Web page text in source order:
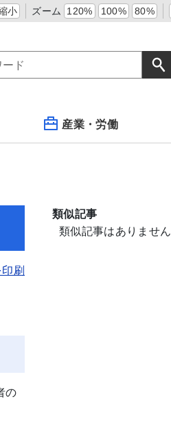
小 ズーム 120% 100% 80%
産業・労働
刷
の
類似記事
類似記事はありません